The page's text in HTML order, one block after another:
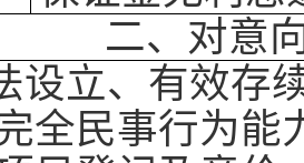
二、对意
设立、有效存
全民事行为能